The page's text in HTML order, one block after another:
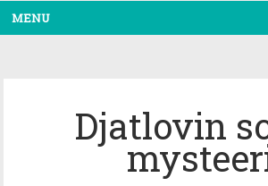
MENU
Djatlovin